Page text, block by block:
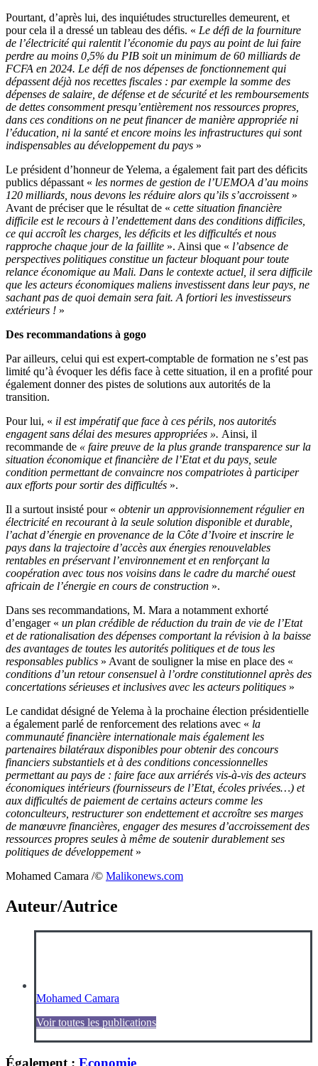
Pourtant, d’après lui, des inquiétudes structurelles demeurent, et
pour cela il a dressé un tableau des défis. « Le défi de la fourniture
de l’électricité qui ralentit l’économie du pays au point de lui faire
perdre au moins 0,5% du PIB soit un minimum de 60 milliards de
FCFA en 2024. Le défi de nos dépenses de fonctionnement qui
dépassent déjà nos recettes fiscales : par exemple la somme des
dépenses de salaire, de défense et de sécurité et les remboursements
de dettes consomment presqu’entièrement nos ressources propres,
dans ces conditions on ne peut financer de manière appropriée ni
l’éducation, ni la santé et encore moins les infrastructures qui sont
indispensables au développement du pays »
Le président d’honneur de Yelema, a également fait part des déficits
publics dépassant « les normes de gestion de l’UEMOA d’au moins
120 milliards, nous devons les réduire alors qu’ils s’accroissent »
Avant de préciser que le résultat de « cette situation financière
difficile est le recours à l’endettement dans des conditions difficiles,
ce qui accroît les charges, les déficits et les difficultés et nous
rapproche chaque jour de la faillite ». Ainsi que « l’absence de
perspectives politiques constitue un facteur bloquant pour toute
relance économique au Mali. Dans le contexte actuel, il sera difficile
que les acteurs économiques maliens investissent dans leur pays, ne
sachant pas de quoi demain sera fait. A fortiori les investisseurs
extérieurs ! »
Des recommandations à gogo
Par ailleurs, celui qui est expert-comptable de formation ne s’est pas
limité qu’à évoquer les défis face à cette situation, il en a profité pour
également donner des pistes de solutions aux autorités de la
transition.
Pour lui, « il est impératif que face à ces périls, nos autorités
engagent sans délai des mesures appropriées ». Ainsi, il
recommande de « faire preuve de la plus grande transparence sur la
situation économique et financière de l’Etat et du pays, seule
condition permettant de convaincre nos compatriotes à participer
aux efforts pour sortir des difficultés ».
Il a surtout insisté pour « obtenir un approvisionnement régulier en
électricité en recourant à la seule solution disponible et durable,
l’achat d’énergie en provenance de la Côte d’Ivoire et inscrire le
pays dans la trajectoire d’accès aux énergies renouvelables
rentables en préservant l’environnement et en renforçant la
coopération avec tous nos voisins dans le cadre du marché ouest
africain de l’énergie en cours de construction ».
Dans ses recommandations, M. Mara a notamment exhorté
d’engager « un plan crédible de réduction du train de vie de l’Etat
et de rationalisation des dépenses comportant la révision à la baisse
des avantages de toutes les autorités politiques et de tous les
responsables publics » Avant de souligner la mise en place des «
conditions d’un retour consensuel à l’ordre constitutionnel après des
concertations sérieuses et inclusives avec les acteurs politiques »
Le candidat désigné de Yelema à la prochaine élection présidentielle
a également parlé de renforcement des relations avec « la
communauté financière internationale mais également les
partenaires bilatéraux disponibles pour obtenir des concours
financiers substantiels et à des conditions concessionnelles
permettant au pays de : faire face aux arriérés vis-à-vis des acteurs
économiques intérieurs (fournisseurs de l’Etat, écoles privées…) et
aux difficultés de paiement de certains acteurs comme les
cotonculteurs, restructurer son endettement et accroître ses marges
de manœuvre financières, engager des mesures d’accroissement des
ressources propres seules à même de soutenir durablement ses
politiques de développement»
Mohamed Camara /©️ Malikonews.com
Auteur/Autrice
Mohamed Camara
Voir toutes les publications